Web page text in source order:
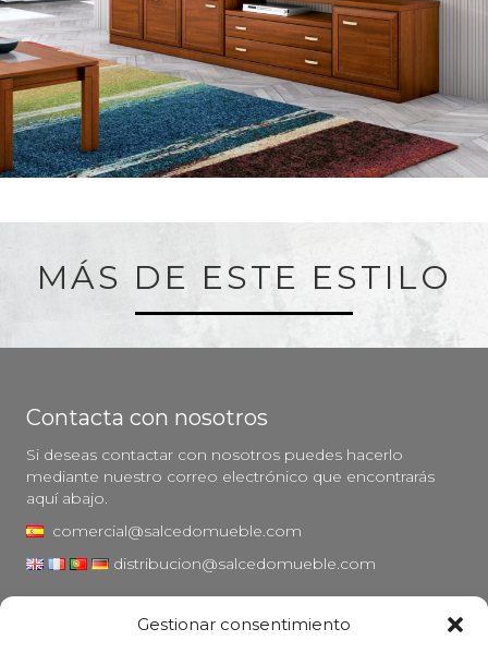
Gestionar consentimiento
MÁS DE ESTE ESTILO
Contacta con nosotros
Si deseas contactar con nosotros puedes hacerlo
mediante nuestro correo electrónico que encontrarás
aquí abajo.
comercial@salcedomueble.com
distribucion@salcedomueble.com